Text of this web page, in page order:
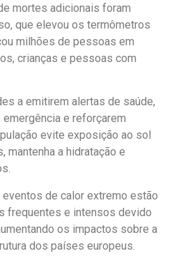
mortes adicionais foram
que elevou os termômetros
milhões de pessoas em
crianças e pessoas com
a emitirem alertas de saúde,
e reforçarem
evite exposição ao sol
mantenha a hidratação e
de calor extremo estão
frequentes e intensos devido
os impactos sobre a
dos países europeus.